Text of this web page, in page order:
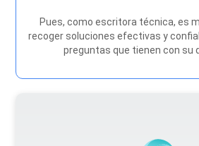
Pues, como escritora técnica, es
recoger soluciones efectivas y
preguntas que tienen con su